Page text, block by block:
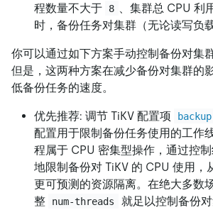
程数量不大于
8
、集群总 CPU 利
时，备份任务对集群（无论读写负
你可以通过如下方案手动控制备份对集
但是，这两种方案在减少备份对集群的
低备份任务的速度。
优先推荐: 调节 TiKV 配置项
配置用于限制备份任务使用的工作
程属于 CPU 密集型操作，通过控
地限制备份对 TiKV 的 CPU 使用，
更可预测的资源隔离。在绝大多数
整
num-threads
就足以控制备份